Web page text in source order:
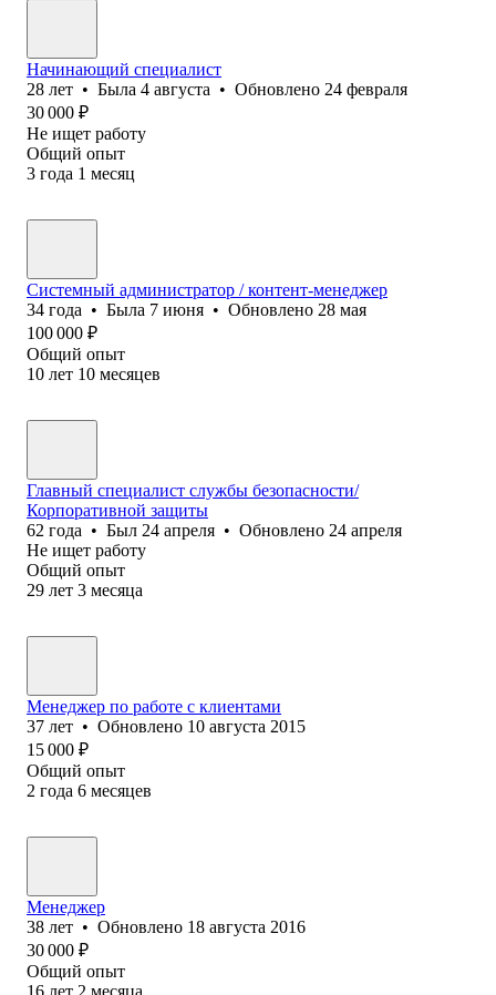
Начинающий специалист
28 лет • Была 4 августа • Обновлено 24 февраля
30 000 ₽
Не ищет работу
Общий опыт
3 года 1 месяц
Системный администратор / контент-менеджер
34 года • Была 7 июня • Обновлено 28 мая
100 000 ₽
Общий опыт
10 лет 10 месяцев
Главный специалист службы безопасности/
Корпоративной защиты
62 года • Был 24 апреля • Обновлено 24 апреля
Не ищет работу
Общий опыт
29 лет 3 месяца
Менеджер по работе с клиентами
37 лет • Обновлено 10 августа 2015
15 000 ₽
Общий опыт
2 года 6 месяцев
Менеджер
38 лет • Обновлено 18 августа 2016
30 000 ₽
Общий опыт
16 лет 2 месяца